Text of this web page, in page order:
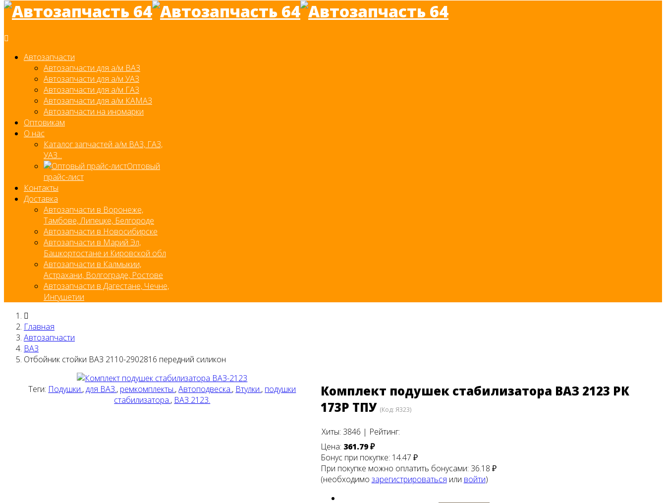
Автозапчасти
Автозапчасти для а/м ВАЗ
Автозапчасти для а/м УАЗ
Автозапчасти для а/м ГАЗ
Автозапчасти для а/м КАМАЗ
Автозапчасти на иномарки
Оптовикам
О нас
Каталог запчастей а/м ВАЗ, ГАЗ,
УАЗ...
Оптовый
прайс-лист
Контакты
Доставка
Автозапчасти в Воронеже,
Тамбове, Липецке, Белгороде
Автозапчасти в Новосибирске
Автозапчасти в Марий Эл,
Башкортостане и Кировской обл
Автозапчасти в Калмыкии,
Астрахани, Волгограде, Ростове
Автозапчасти в Дагестане, Чечне,
Ингушетии
Главная
Автозапчасти
ВАЗ
Отбойник стойки ВАЗ 2110-2902816 передний силикон
Теги: Подушки.,для ВАЗ., ремкомплекты.,Автоподвеска., Втулки., подушки
стабилизатора., ВАЗ 2123.
Комплект подушек стабилизатора ВАЗ 2123 РК
173Р ТПУ (Код: Я323)
Хиты: 3846 | Рейтинг:
Цена: 361.79 ₽
Бонус при покупке: 14.47 ₽
При покупке можно оплатить бонусами: 36.18 ₽
(необходимо зарегистрироваться или войти)